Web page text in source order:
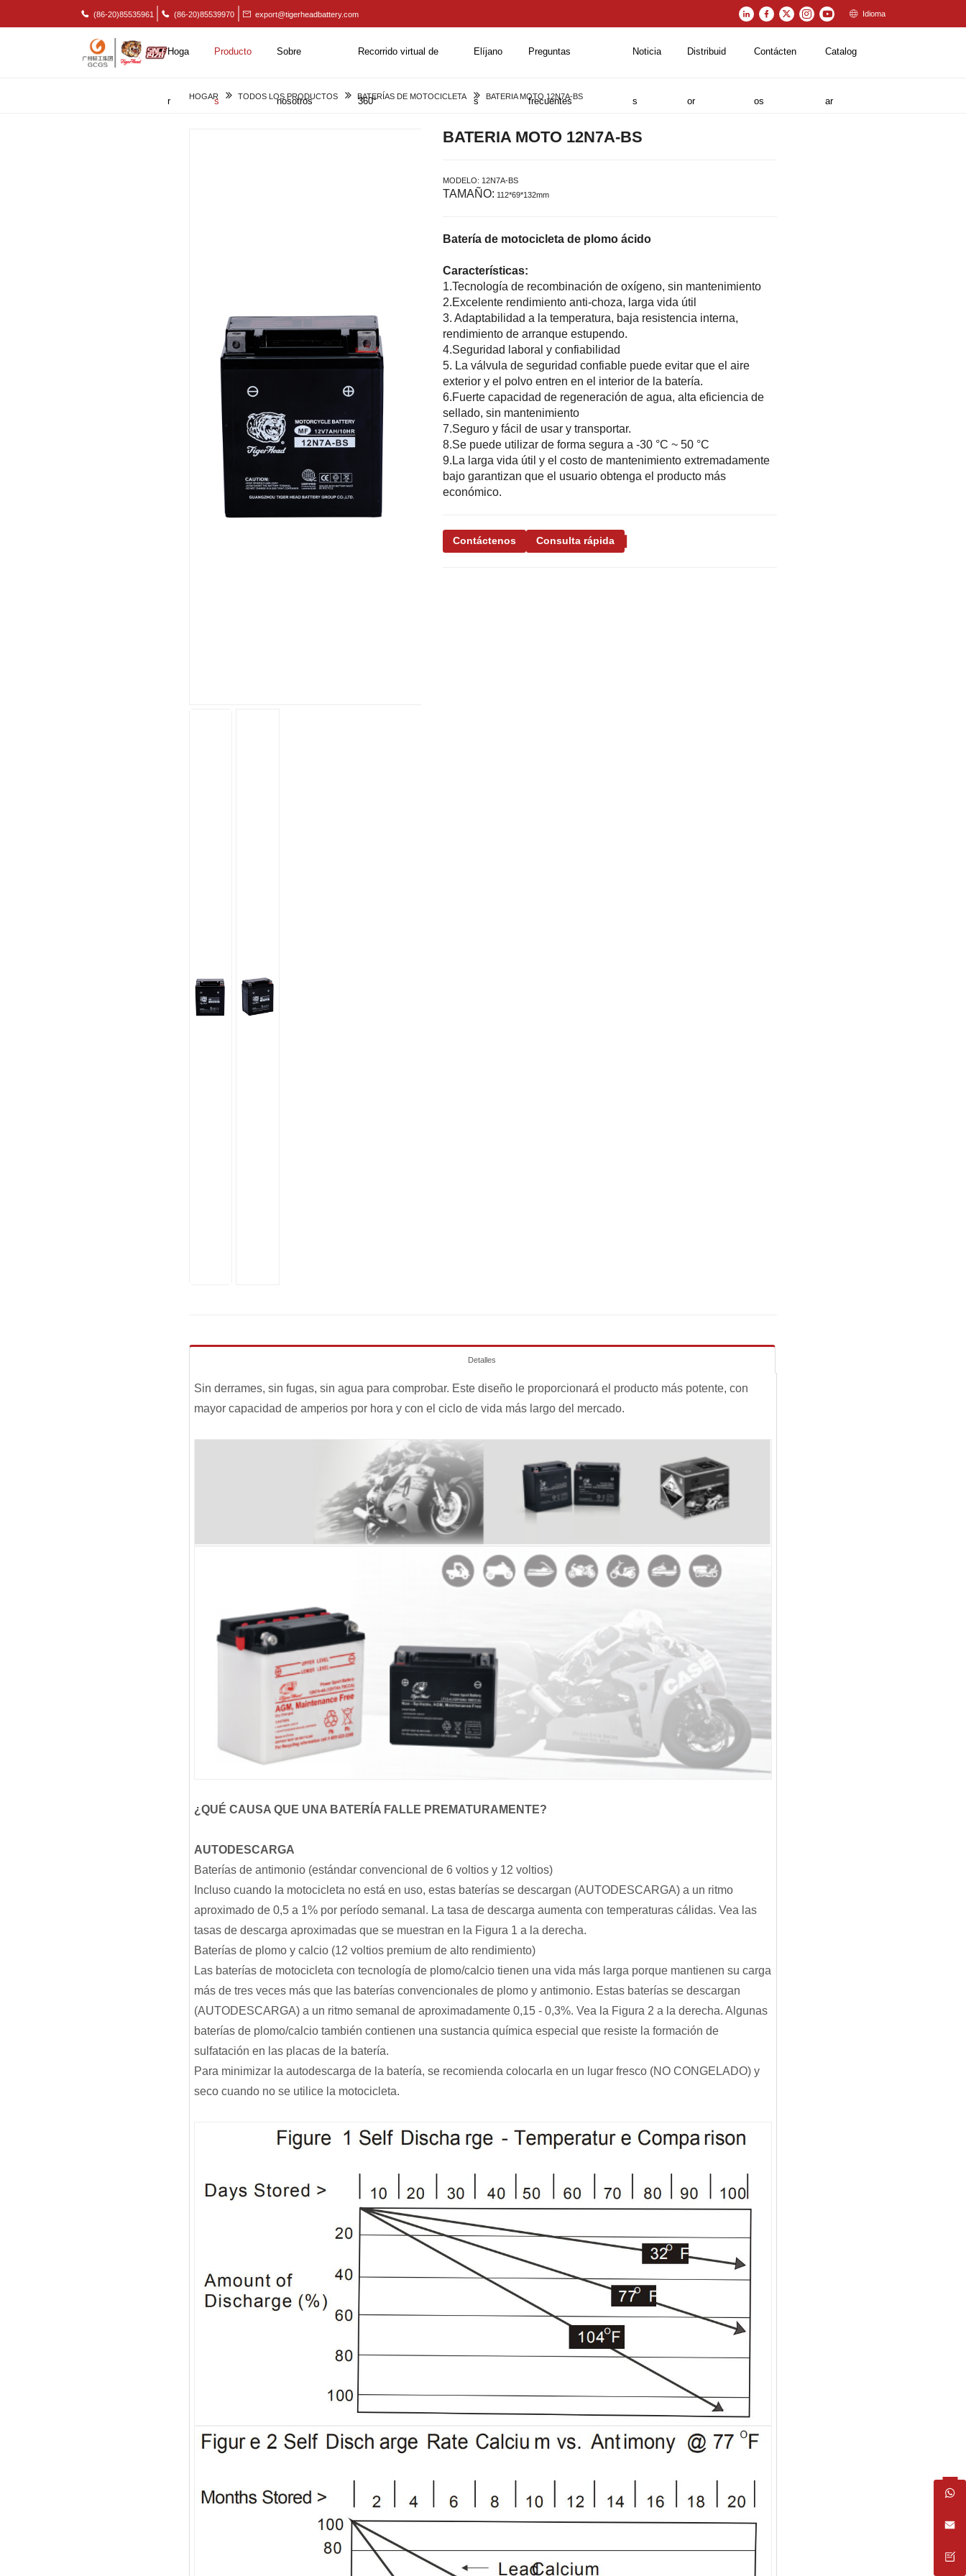
(86-20)85535961 (86-20)85539970 export@tigerheadbattery.com Idioma
Hoga
r
Producto
s
Sobre
nosotros
Recorrido virtual de
360°
Elíjano
s
Preguntas
frecuentes
Noticia
s
Distribuid
or
Contácten
os
Catalog
ar
HOGAR TODOS LOS PRODUCTOS BATERÍAS DE MOTOCICLETA BATERIA MOTO 12N7A-BS
BATERIA MOTO 12N7A-BS
MODELO: 12N7A-BS
TAMAÑO: 112*69*132mm
Batería de motocicleta de plomo ácido
Características:
1.Tecnología de recombinación de oxígeno, sin mantenimiento
2.Excelente rendimiento anti-choza, larga vida útil
3. Adaptabilidad a la temperatura, baja resistencia interna,
rendimiento de arranque estupendo.
4.Seguridad laboral y confiabilidad
5. La válvula de seguridad confiable puede evitar que el aire
exterior y el polvo entren en el interior de la batería.
6.Fuerte capacidad de regeneración de agua, alta eficiencia de
sellado, sin mantenimiento
7.Seguro y fácil de usar y transportar.
8.Se puede utilizar de forma segura a -30 °C ~ 50 °C
9.La larga vida útil y el costo de mantenimiento extremadamente
bajo garantizan que el usuario obtenga el producto más
económico.
Contáctenos Consulta rápida
Detalles
Sin derrames, sin fugas, sin agua para comprobar. Este diseño le proporcionará el producto más potente, con
mayor capacidad de amperios por hora y con el ciclo de vida más largo del mercado.
¿QUÉ CAUSA QUE UNA BATERÍA FALLE PREMATURAMENTE?
AUTODESCARGA
Baterías de antimonio (estándar convencional de 6 voltios y 12 voltios)
Incluso cuando la motocicleta no está en uso, estas baterías se descargan (AUTODESCARGA) a un ritmo
aproximado de 0,5 a 1% por período semanal. La tasa de descarga aumenta con temperaturas cálidas. Vea las
tasas de descarga aproximadas que se muestran en la Figura 1 a la derecha.
Baterías de plomo y calcio (12 voltios premium de alto rendimiento)
Las baterías de motocicleta con tecnología de plomo/calcio tienen una vida más larga porque mantienen su carga
más de tres veces más que las baterías convencionales de plomo y antimonio. Estas baterías se descargan
(AUTODESCARGA) a un ritmo semanal de aproximadamente 0,15 - 0,3%. Vea la Figura 2 a la derecha. Algunas
baterías de plomo/calcio también contienen una sustancia química especial que resiste la formación de
sulfatación en las placas de la batería.
Para minimizar la autodescarga de la batería, se recomienda colocarla en un lugar fresco (NO CONGELADO) y
seco cuando no se utilice la motocicleta.